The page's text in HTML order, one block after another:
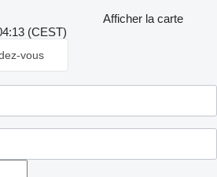
Afficher la carte
(CEST)
vous